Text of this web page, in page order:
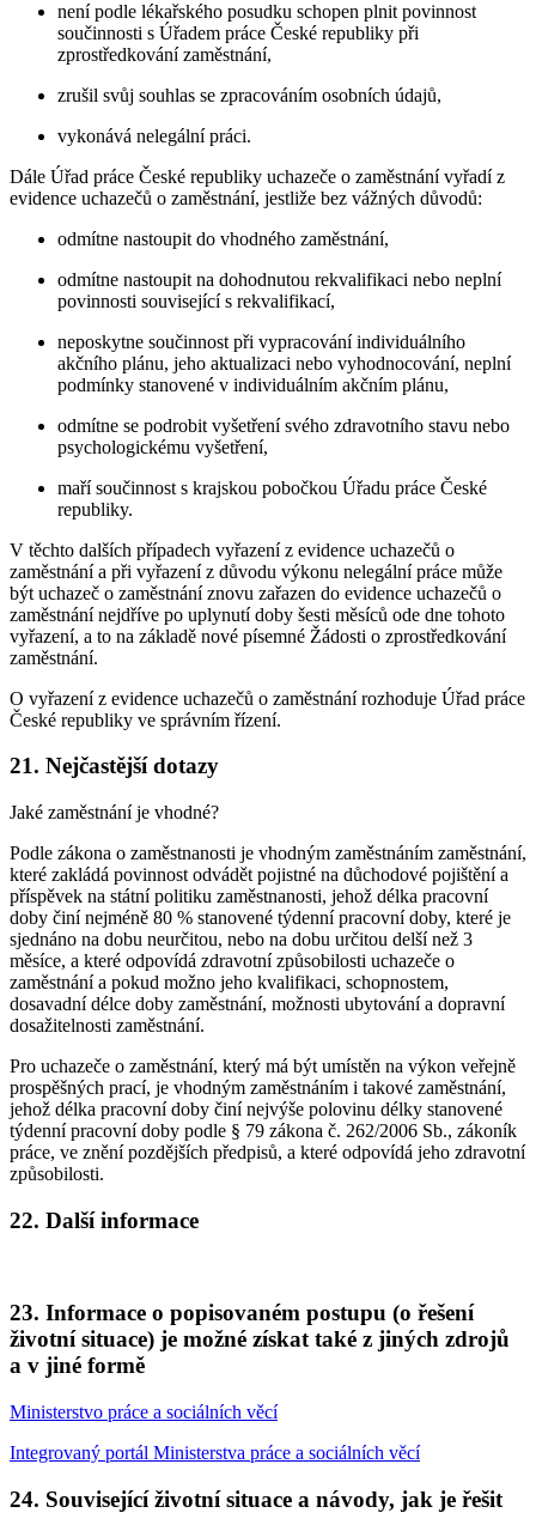
není podle lékařského posudku schopen plnit povinnost
součinnosti s Úřadem práce České republiky při
zprostředkování zaměstnání,
zrušil svůj souhlas se zpracováním osobních údajů,
vykonává nelegální práci.
Dále Úřad práce České republiky uchazeče o zaměstnání vyřadí z
evidence uchazečů o zaměstnání, jestliže bez vážných důvodů:
odmítne nastoupit do vhodného zaměstnání,
odmítne nastoupit na dohodnutou rekvalifikaci nebo neplní
povinnosti související s rekvalifikací,
neposkytne součinnost při vypracování individuálního
akčního plánu, jeho aktualizaci nebo vyhodnocování, neplní
podmínky stanovené v individuálním akčním plánu,
odmítne se podrobit vyšetření svého zdravotního stavu nebo
psychologickému vyšetření,
maří součinnost s krajskou pobočkou Úřadu práce České
republiky.
V těchto dalších případech vyřazení z evidence uchazečů o
zaměstnání a při vyřazení z důvodu výkonu nelegální práce může
být uchazeč o zaměstnání znovu zařazen do evidence uchazečů o
zaměstnání nejdříve po uplynutí doby šesti měsíců ode dne tohoto
vyřazení, a to na základě nové písemné Žádosti o zprostředkování
zaměstnání.
O vyřazení z evidence uchazečů o zaměstnání rozhoduje Úřad práce
České republiky ve správním řízení.
21. Nejčastější dotazy
Jaké zaměstnání je vhodné?
Podle zákona o zaměstnanosti je vhodným zaměstnáním zaměstnání,
které zakládá povinnost odvádět pojistné na důchodové pojištění a
příspěvek na státní politiku zaměstnanosti, jehož délka pracovní
doby činí nejméně 80 % stanovené týdenní pracovní doby, které je
sjednáno na dobu neurčitou, nebo na dobu určitou delší než 3
měsíce, a které odpovídá zdravotní způsobilosti uchazeče o
zaměstnání a pokud možno jeho kvalifikaci, schopnostem,
dosavadní délce doby zaměstnání, možnosti ubytování a dopravní
dosažitelnosti zaměstnání.
Pro uchazeče o zaměstnání, který má být umístěn na výkon veřejně
prospěšných prací, je vhodným zaměstnáním i takové zaměstnání,
jehož délka pracovní doby činí nejvýše polovinu délky stanovené
týdenní pracovní doby podle § 79 zákona č. 262/2006 Sb., zákoník
práce, ve znění pozdějších předpisů, a které odpovídá jeho zdravotní
způsobilosti.
22. Další informace
23. Informace o popisovaném postupu (o řešení
životní situace) je možné získat také z jiných zdrojů
a v jiné formě
Ministerstvo práce a sociálních věcí
Integrovaný portál Ministerstva práce a sociálních věcí
24. Související životní situace a návody, jak je řešit